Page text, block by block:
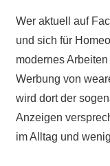
Wer aktuell auf
und sich für
modernes
Werbung von
wird dort der
Anzeigen
im Alltag und